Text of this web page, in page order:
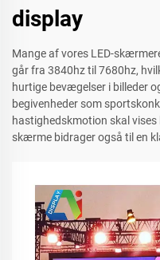
display
Mange af vores LED-
går fra 3840hz til 7680hz,
hurtige bevægelser i billeder
begivenheder som
hastighedskmotion skal
skærme bidrager også til en